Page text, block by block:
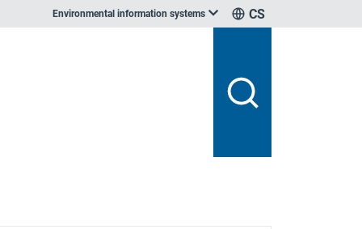
Environmental information systems CS